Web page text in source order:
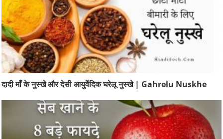
दादी माँ के नुस्खे और देसी आयुर्वेदिक घरेलू नुस्खे | Gahrelu Nuskhe